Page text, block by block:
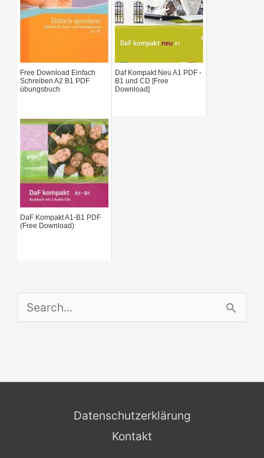
c
oFree Download Einfach
Schreiben A2 B1 PDF
übungsbuch
Daf Kompakt Neu A1 PDF -
B1 und CD [Free
Download]
DaF Kompakt A1-B1 PDF
(Free Download)
e
Datenschutzerklärung
Kontakt